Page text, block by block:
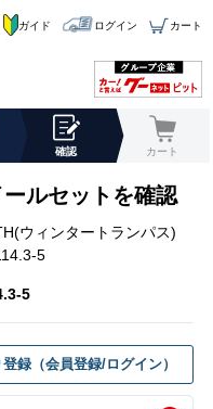
ガイド ログイン カート
確認 カート
ルセットを確認
ウィンタートランパス)
5
5
録（会員登録/ログイン）